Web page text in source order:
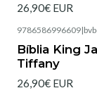
26,90€ EUR
9786586996609|
Bíblia King
Tiffany
26,90€ EUR